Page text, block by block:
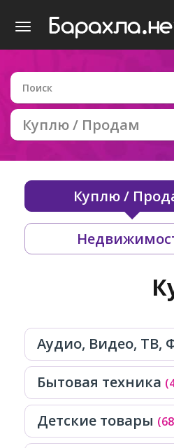
Куплю / Продам
Куплю /
Аудио, Видео, ТВ,
Бытовая техника
Детские товары